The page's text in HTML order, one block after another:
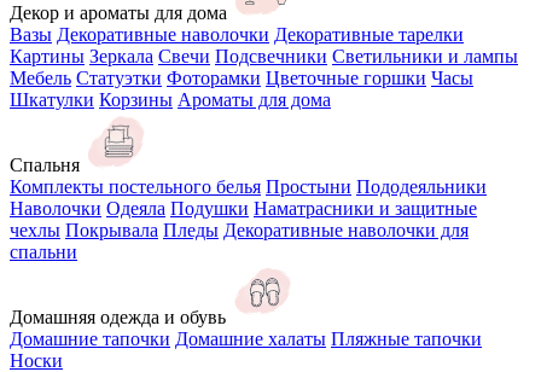
Декор и ароматы для дома
Вазы Декоративные наволочки Декоративные тарелки
Картины Зеркала Свечи Подсвечники Светильники и лампы
Мебель Статуэтки Фоторамки Цветочные горшки Часы
Шкатулки Корзины Ароматы для дома
Спальня
Комплекты постельного белья Простыни Пододеяльники
Наволочки Одеяла Подушки Наматрасники и защитные
чехлы Покрывала Пледы Декоративные наволочки для
спальни
Домашняя одежда и обувь
Домашние тапочки Домашние халаты Пляжные тапочки
Носки